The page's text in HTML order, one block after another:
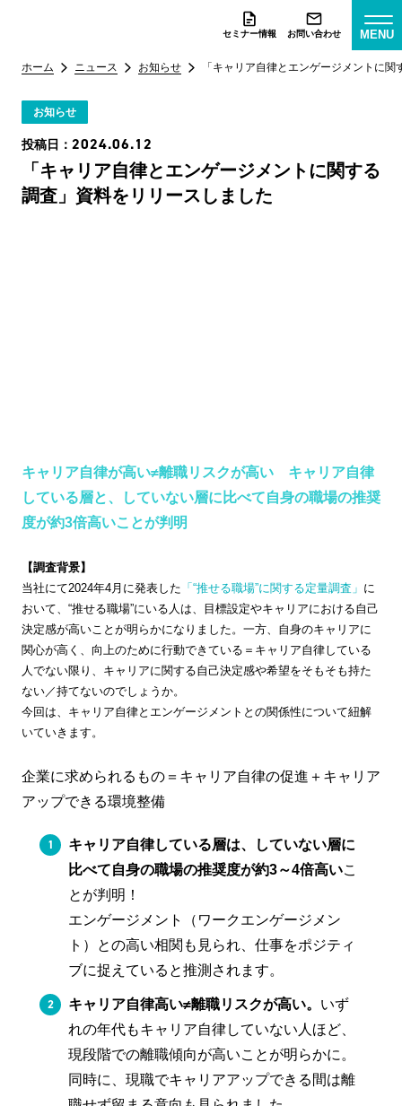
セミナー情報 お問い合わせ MENU
ホーム ニュース お知らせ 「キャリア自律とエンゲージメントに
お知らせ
投稿日： 2024.06.12
「キャリア自律とエンゲージメントに関する
調査」資料をリリースしました
キャリア自律が高い≠離職リスクが高い キャリア自律
している層と、していない層に比べて自身の職場の推奨
度が約3倍高いことが判明
【調査背景】
当社にて2024年4月に発表した 「“推せる職場”に関する定量調査」 に
おいて、“推せる職場”にいる人は、目標設定やキャリアにおける自己
決定感が高いことが明らかになりました。一方、自身のキャリアに
関心が高く、向上のために行動できている＝キャリア自律している
人でない限り、キャリアに関する自己決定感や希望をそもそも持た
ない／持てないのでしょうか。
今回は、キャリア自律とエンゲージメントとの関係性について紐解
いていきます。
企業に求められるもの＝キャリア自律の促進＋キャリア
アップできる環境整備
キャリア自律している層は、していない層に
比べて自身の職場の推奨度が約3～4倍高いこ
とが判明！
エンゲージメント（ワークエンゲージメン
ト）との高い相関も見られ、仕事をポジティ
ブに捉えていると推測されます。
キャリア自律高い≠離職リスクが高い。 いず
れの年代もキャリア自律していない人ほど、
現段階での離職傾向が高いことが明らかに。
同時に、現職でキャリアアップできる間は離